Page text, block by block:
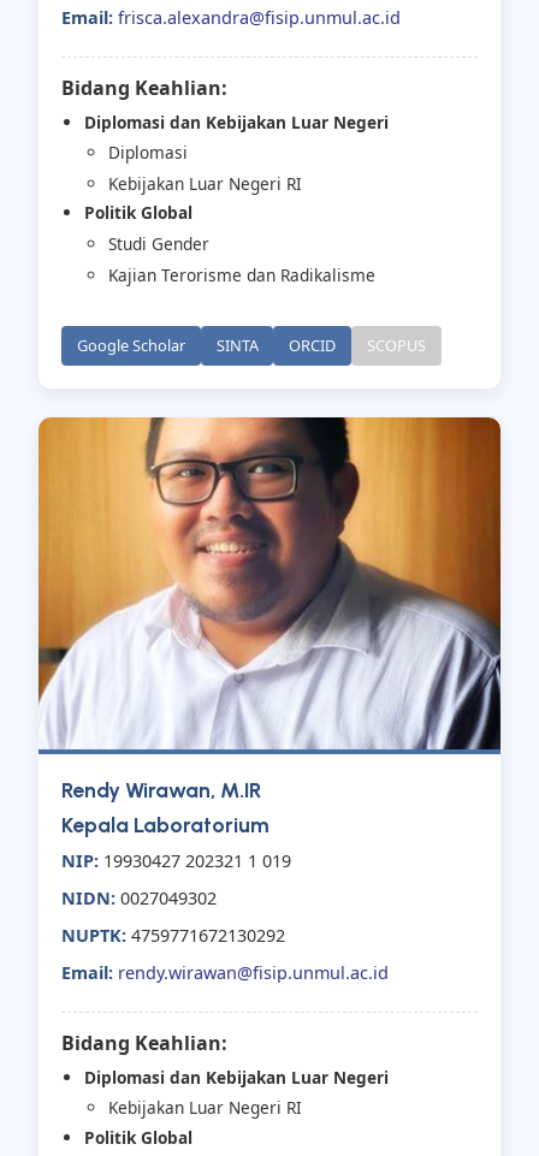
Email: frisca.alexandra@fisip.unmul.ac.id
Bidang Keahlian:
Diplomasi dan Kebijakan Luar Negeri
Diplomasi
Kebijakan Luar Negeri RI
Politik Global
Studi Gender
Kajian Terorisme dan Radikalisme
Google Scholar SINTA ORCID SCOPUS
Rendy Wirawan, M.IR
Kepala Laboratorium
NIP: 19930427 202321 1 019
NIDN: 0027049302
NUPTK: 4759771672130292
Email: rendy.wirawan@fisip.unmul.ac.id
Bidang Keahlian:
Diplomasi dan Kebijakan Luar Negeri
Kebijakan Luar Negeri RI
Politik Global